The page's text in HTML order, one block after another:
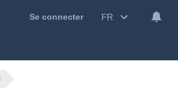
Se connecter FR